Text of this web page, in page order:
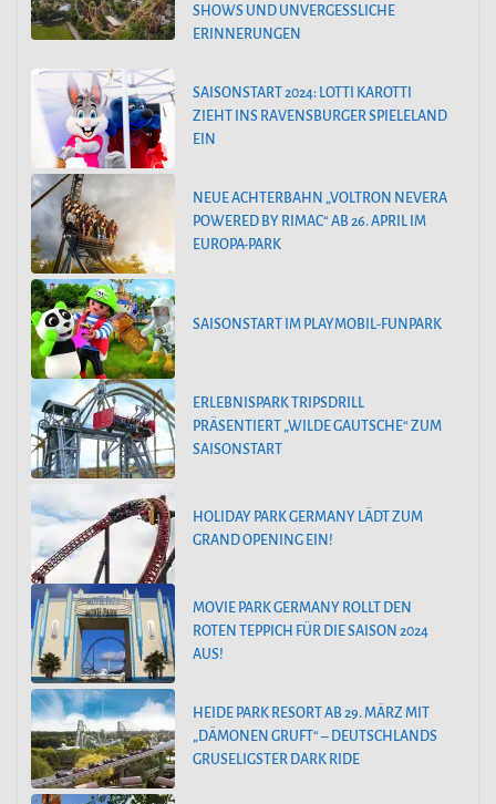
SHOWS UND UNVERGESSLICHE
ERINNERUNGEN
SAISONSTART 2024: LOTTI KAROTTI
ZIEHT INS RAVENSBURGER SPIELELAND
EIN
NEUE ACHTERBAHN „VOLTRON NEVERA
POWERED BY RIMAC“ AB 26. APRIL IM
EUROPA-PARK
SAISONSTART IM PLAYMOBIL-FUNPARK
ERLEBNISPARK TRIPSDRILL
PRÄSENTIERT „WILDE GAUTSCHE“ ZUM
SAISONSTART
HOLIDAY PARK GERMANY LÄDT ZUM
GRAND OPENING EIN!
MOVIE PARK GERMANY ROLLT DEN
ROTEN TEPPICH FÜR DIE SAISON 2024
AUS!
HEIDE PARK RESORT AB 29. MÄRZ MIT
„DÄMONEN GRUFT“ – DEUTSCHLANDS
GRUSELIGSTER DARK RIDE